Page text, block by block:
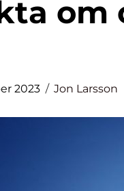
2023 Jon Larsson